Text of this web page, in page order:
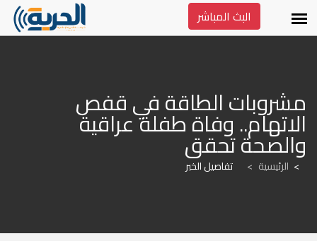
البث المباشر
الاتهام.. وفاة طفلة عراقية
والصحة تحقق
الرئيسية > تفاصيل الخبر